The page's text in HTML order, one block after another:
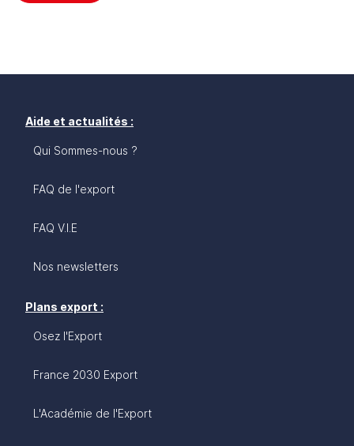
Aide et actualités :
Qui Sommes-nous ?
FAQ de l'export
FAQ V.I.E
Nos newsletters
Plans export :
Osez l'Export
France 2030 Export
L'Académie de l'Export